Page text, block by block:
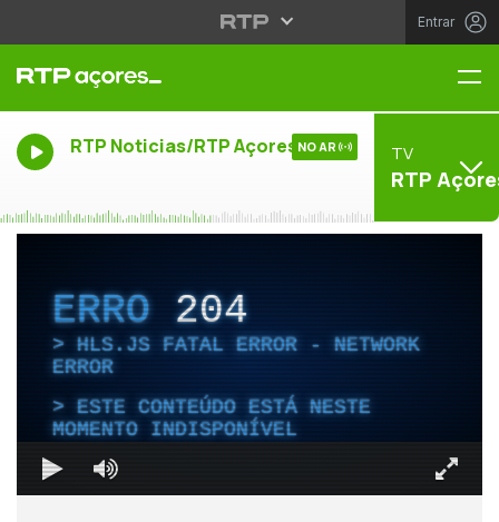
Entrar
RTP Noticias/RTP Açores NO AR TV
RTP
ERRO204
HLS.JS FATAL ERROR - NETWORK
ERROR
ESTE CONTEÚDO ESTÁ NESTE
MOMENTO INDISPONÍVEL